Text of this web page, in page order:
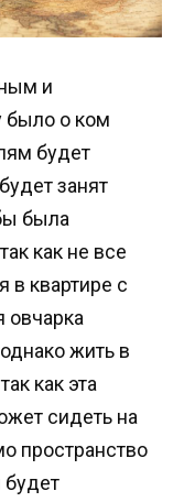
и
было о ком
будет
занят
была
как не все
в квартире с
овчарка
жить в
как эта
сидеть на
пространство